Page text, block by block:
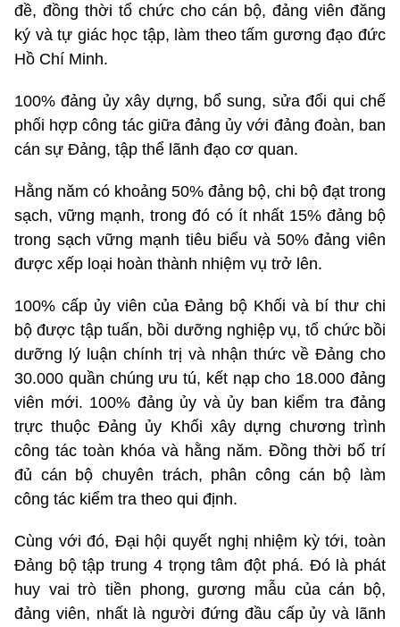
đề, đồng thời tổ chức cho cán bộ, đảng viên đăng
ký và tự giác học tập, làm theo tấm gương đạo đức
Hồ Chí Minh.
100% đảng ủy xây dựng, bổ sung, sửa đổi qui chế
phối hợp công tác giữa đảng ủy với đảng đoàn, ban
cán sự Đảng, tập thể lãnh đạo cơ quan.
Hằng năm có khoảng 50% đảng bộ, chi bộ đạt trong
sạch, vững mạnh, trong đó có ít nhất 15% đảng bộ
trong sạch vững mạnh tiêu biểu và 50% đảng viên
được xếp loại hoàn thành nhiệm vụ trở lên.
100% cấp ủy viên của Đảng bộ Khối và bí thư chi
bộ được tập tuấn, bồi dưỡng nghiệp vụ, tổ chức bồi
dưỡng lý luận chính trị và nhận thức về Đảng cho
30.000 quần chúng ưu tú, kết nạp cho 18.000 đảng
viên mới. 100% đảng ủy và ủy ban kiểm tra đảng
trực thuộc Đảng ủy Khối xây dựng chương trình
công tác toàn khóa và hằng năm. Đồng thời bố trí
đủ cán bộ chuyên trách, phân công cán bộ làm
công tác kiểm tra theo qui định.
Cùng với đó, Đại hội quyết nghị nhiệm kỳ tới, toàn
Đảng bộ tập trung 4 trọng tâm đột phá. Đó là phát
huy vai trò tiền phong, gương mẫu của cán bộ,
đảng viên, nhất là người đứng đầu cấp ủy và lãnh